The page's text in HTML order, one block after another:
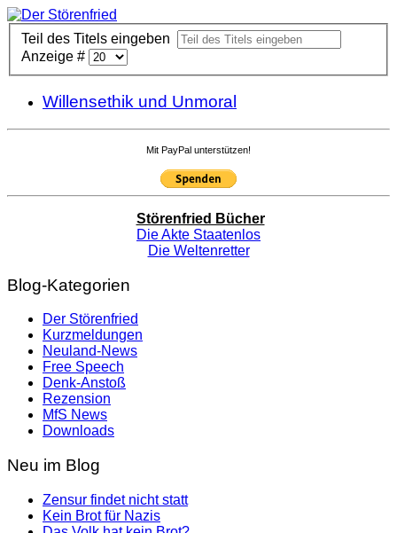
Teil des Titels eingeben
Anzeige #
Willensethik und Unmoral
Mit PayPal unterstützen!
Störenfried Bücher
Die Akte Staatenlos
Die Weltenretter
Blog-Kategorien
Der Störenfried
Kurzmeldungen
Neuland-News
Free Speech
Denk-Anstoß
Rezension
MfS News
Downloads
Neu im Blog
Zensur findet nicht statt
Kein Brot für Nazis